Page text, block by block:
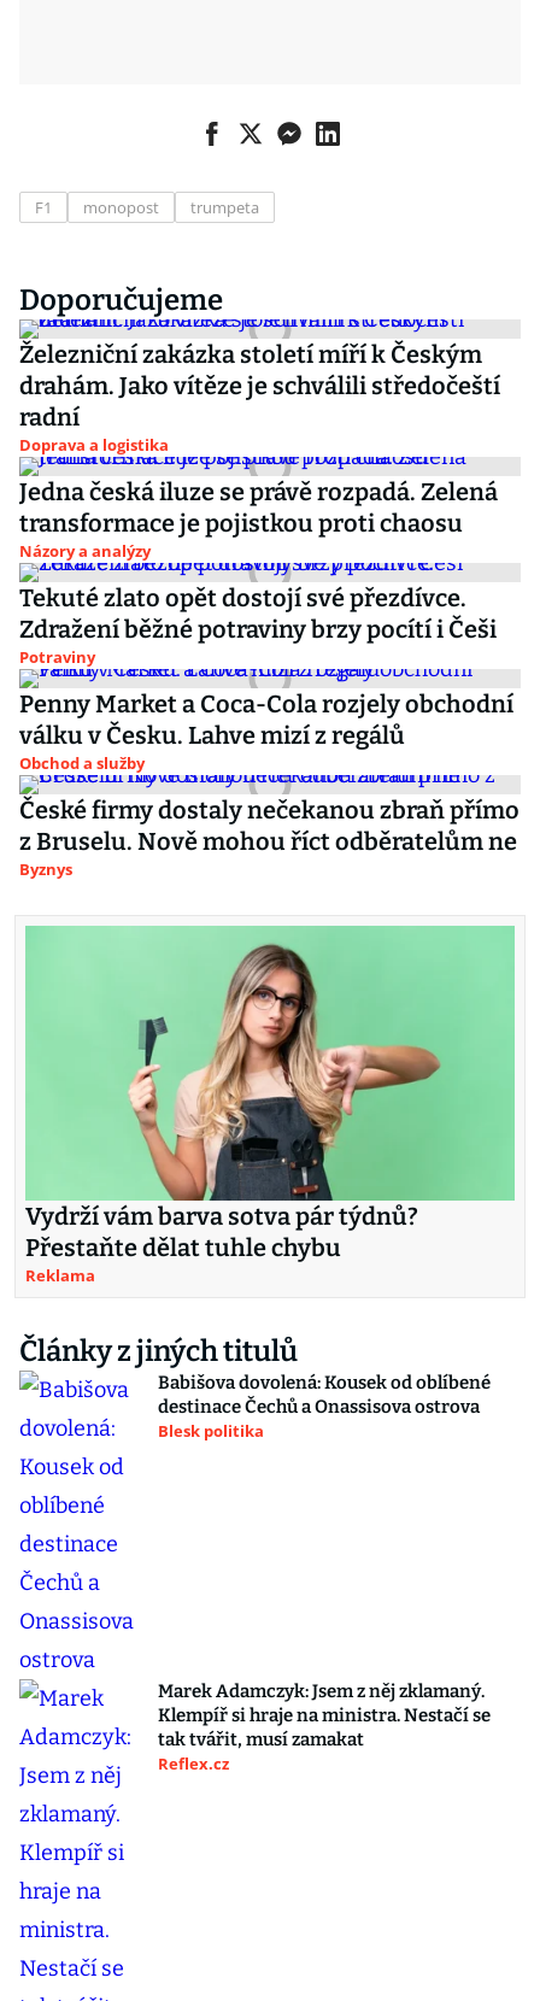
F1 monopost trumpeta
Doporučujeme
Železniční zakázka století míří k Českým
drahám. Jako vítěze je schválili středočeští
radní
Doprava a logistika
Jedna česká iluze se právě rozpadá. Zelená
transformace je pojistkou proti chaosu
Názory a analýzy
Tekuté zlato opět dostojí své přezdívce.
Zdražení běžné potraviny brzy pocítí i Češi
Potraviny
Penny Market a Coca-Cola rozjely obchodní
válku v Česku. Lahve mizí z regálů
Obchod a služby
České firmy dostaly nečekanou zbraň přímo
z Bruselu. Nově mohou říct odběratelům ne
Byznys
Vydrží vám barva sotva pár týdnů?
Přestaňte dělat tuhle chybu
Reklama
Články z jiných titulů
Babišova dovolená: Kousek od oblíbené
destinace Čechů a Onassisova ostrova
Blesk politika
Marek Adamczyk: Jsem z něj zklamaný.
Klempíř si hraje na ministra. Nestačí se
tak tvářit, musí zamakat
Reflex.cz